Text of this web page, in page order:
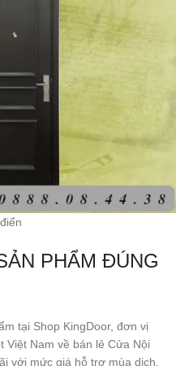
PHẨM ĐÚNG
tại Shop KingDoor, đơn vị
Việt Nam về bán lẻ Cửa Nội
với mức giá hỗ trợ mùa dịch,